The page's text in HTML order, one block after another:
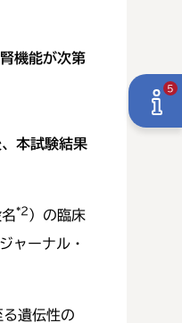
機能が次第
本試験結果
*2 ）の臨床
ャーナル・
遺伝性の
5